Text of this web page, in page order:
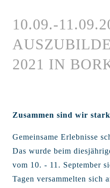
10.09.-
2021 IN
Zusammen sind wir
Gemeinsame Erlebnisse
Das wurde beim
vom 10. - 11. September
Tagen versammelten sich